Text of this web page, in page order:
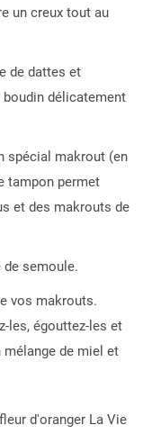
un creux tout au
de dattes et
délicatement
spécial makrout (en
tampon permet
et des makrouts de
semoule.
vos makrouts.
les, égouttez-les et
mélange de miel et
d'oranger La Vie